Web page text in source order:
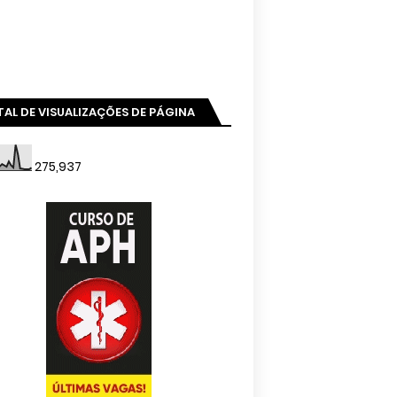
DE VISUALIZAÇÕES DE PÁGINA
275,937